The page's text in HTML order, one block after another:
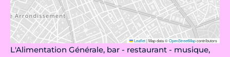
Leaflet|Map data ©OpenStreetMapcontributors
L'Alimentation Générale, bar - restaurant - musique,